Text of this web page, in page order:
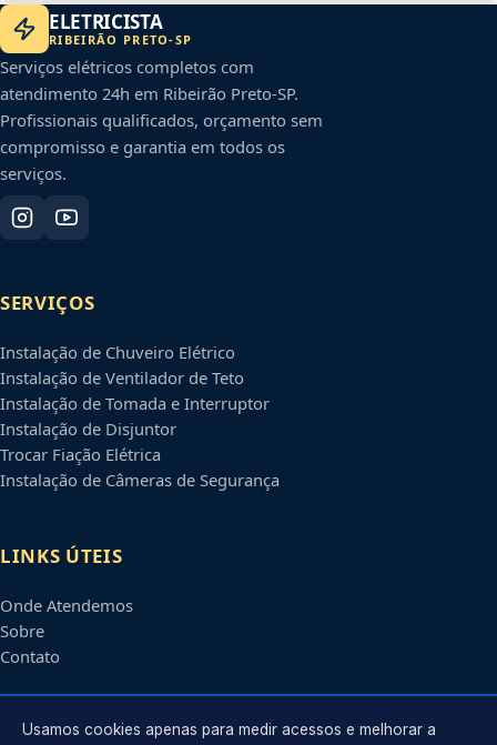
ELETRICISTA
RIBEIRÃO PRETO-SP
Serviços elétricos completos com
atendimento 24h em Ribeirão Preto-SP.
Profissionais qualificados, orçamento sem
compromisso e garantia em todos os
serviços.
SERVIÇOS
Instalação de Chuveiro Elétrico
Instalação de Ventilador de Teto
Instalação de Tomada e Interruptor
Instalação de Disjuntor
Trocar Fiação Elétrica
Instalação de Câmeras de Segurança
LINKS ÚTEIS
Onde Atendemos
Sobre
Contato
CONTATO
Usamos cookies apenas para medir acessos e melhorar a